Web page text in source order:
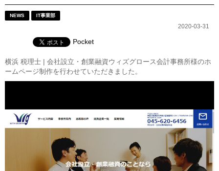
NEWS IT事業部
2020-03-31
Pocket
横浜 税理士 | 会社設立・創業融資ウィズグロース会計事務所様のホ
ームページ制作を行わせていただきました。